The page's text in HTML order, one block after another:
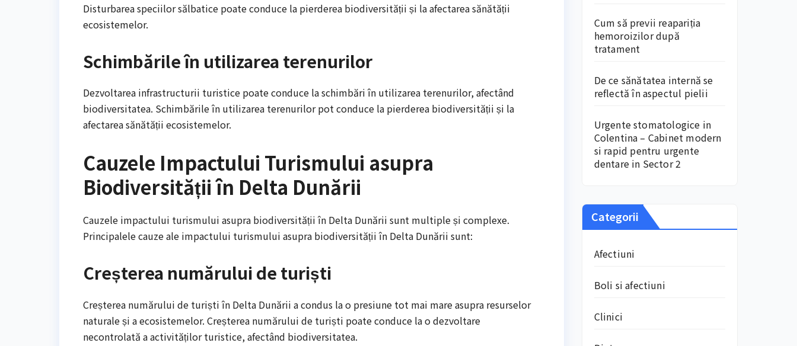
Disturbarea speciilor sălbatice poate conduce la pierderea biodiversității și la afectarea sănătății
ecosistemelor.
Schimbările în utilizarea terenurilor
Dezvoltarea infrastructurii turistice poate conduce la schimbări în utilizarea terenurilor, afectând
biodiversitatea. Schimbările în utilizarea terenurilor pot conduce la pierderea biodiversității și la
afectarea sănătății ecosistemelor.
Cauzele Impactului Turismului asupra
Biodiversității în Delta Dunării
Cauzele impactului turismului asupra biodiversității în Delta Dunării sunt multiple și complexe.
Principalele cauze ale impactului turismului asupra biodiversității în Delta Dunării sunt:
Creșterea numărului de turiști
Creșterea numărului de turiști în Delta Dunării a condus la o presiune tot mai mare asupra resurselor
naturale și a ecosistemelor. Creșterea numărului de turiști poate conduce la o dezvoltare
necontrolată a activităților turistice, afectând biodiversitatea.
Cum să previi reapariția
hemoroizilor după
tratament
De ce sănătatea internă se
reflectă în aspectul pielii
Urgente stomatologice in
Colentina – Cabinet modern
si rapid pentru urgente
dentare in Sector 2
Categorii
Afectiuni
Boli si afectiuni
Clinici